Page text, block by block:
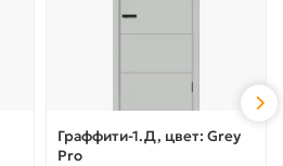
Граффити-1.Д, цвет: Grey
Pro